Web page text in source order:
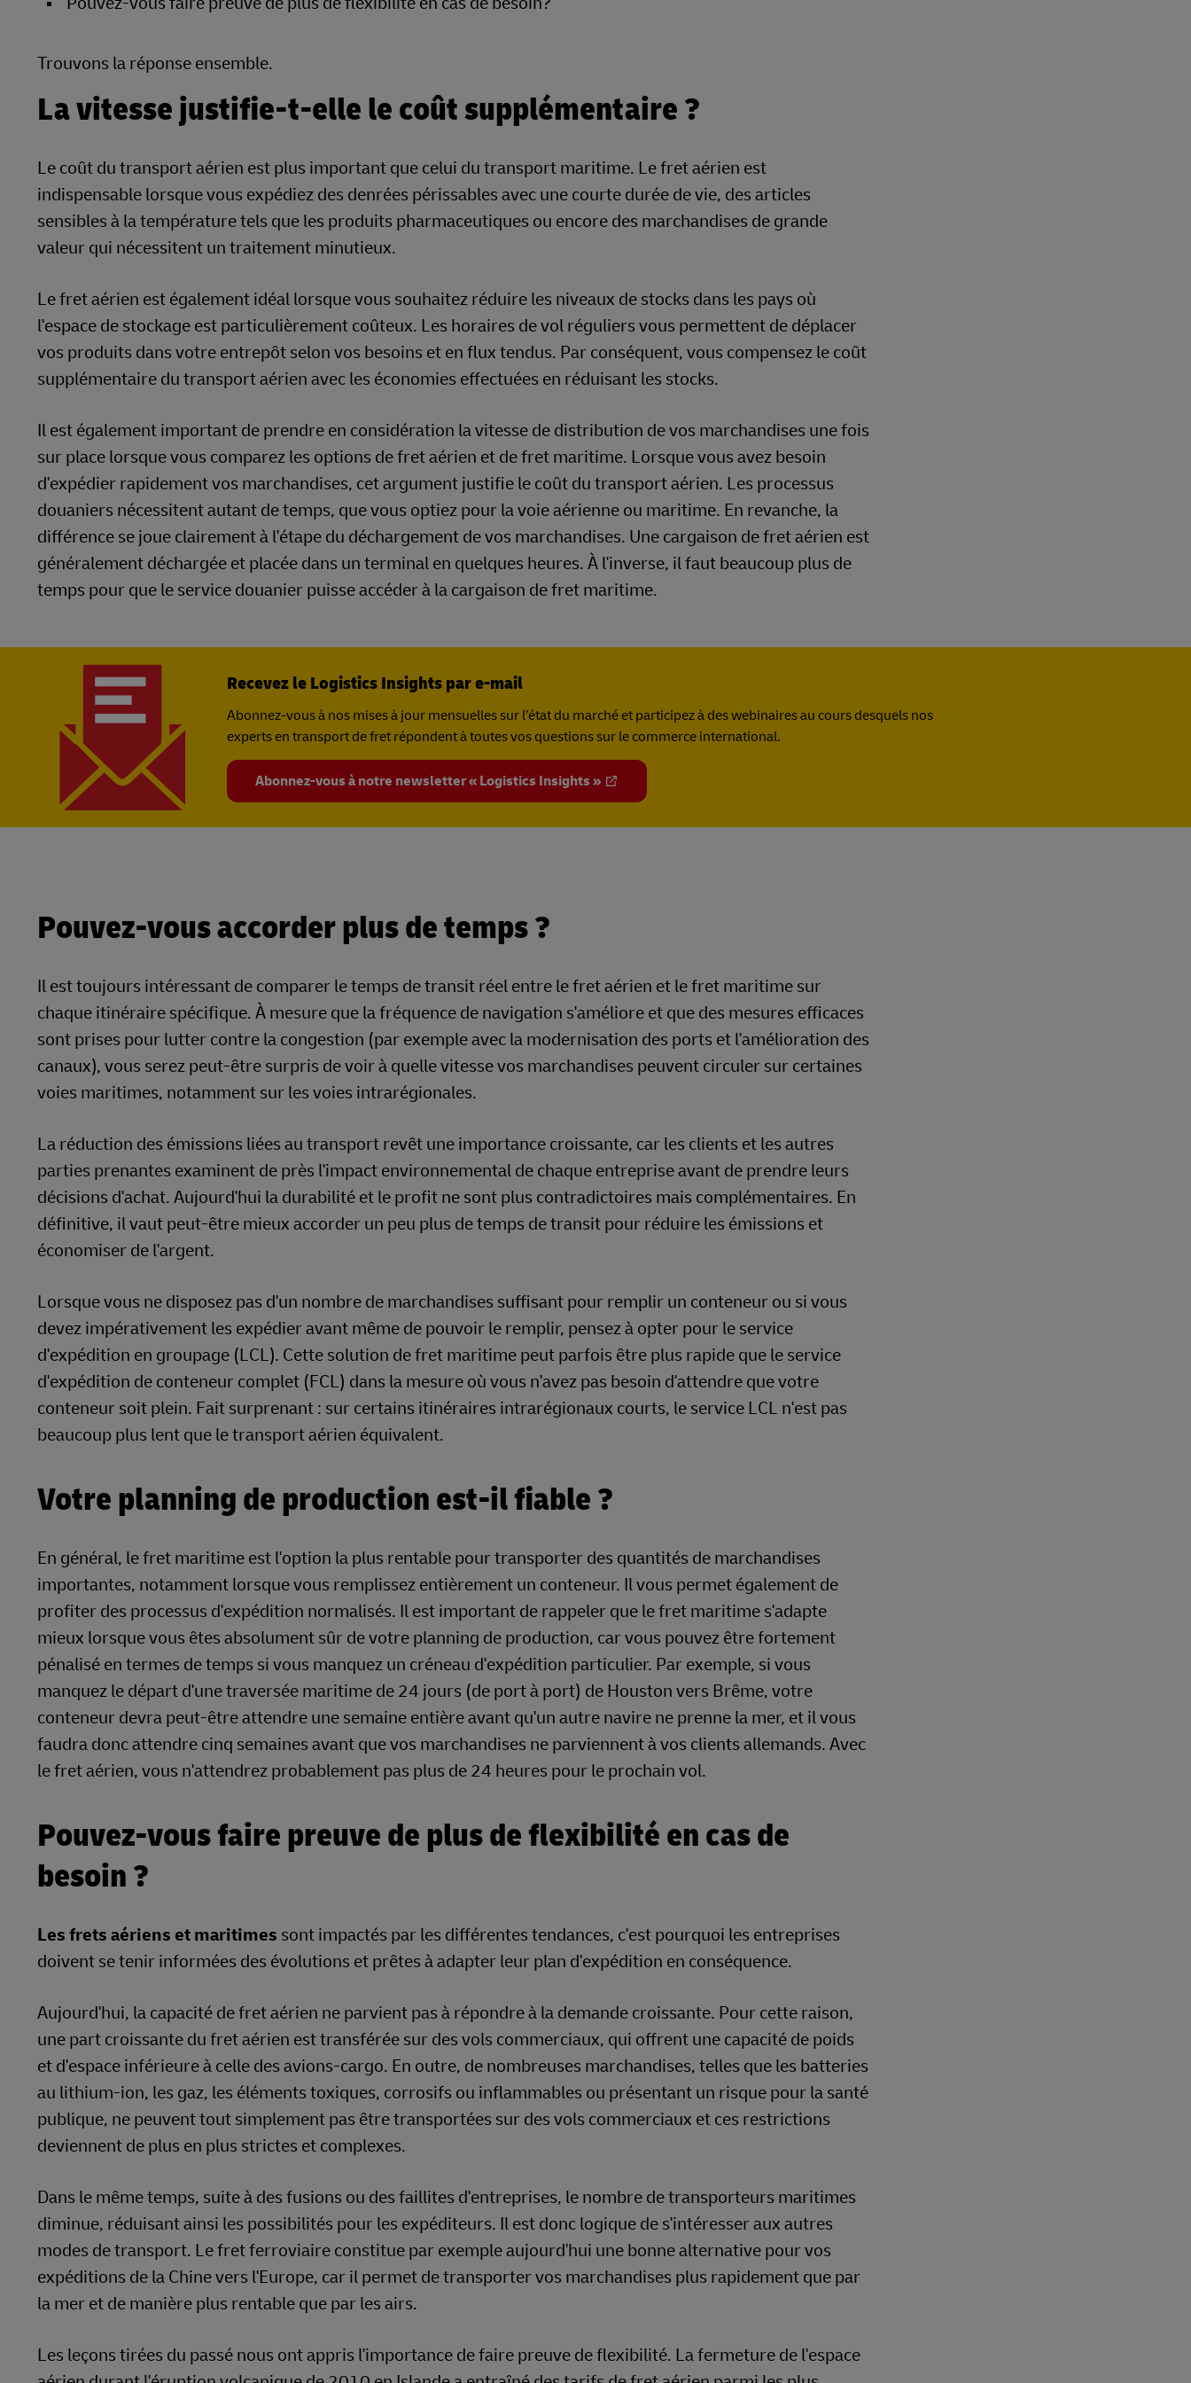
Trouvons la réponse ensemble.
La vitesse justifie-t-elle le coût supplémentaire ?
Le coût du transport aérien est plus important que celui du transport maritime. Le fret aérien est
indispensable lorsque vous expédiez des denrées périssables avec une courte durée de vie, des articles
sensibles à la température tels que les produits pharmaceutiques ou encore des marchandises de grande
valeur qui nécessitent un traitement minutieux.
Le fret aérien est également idéal lorsque vous souhaitez réduire les niveaux de stocks dans les pays où
l'espace de stockage est particulièrement coûteux. Les horaires de vol réguliers vous permettent de déplacer
vos produits dans votre entrepôt selon vos besoins et en flux tendus. Par conséquent, vous compensez le coût
supplémentaire du transport aérien avec les économies effectuées en réduisant les stocks.
Il est également important de prendre en considération la vitesse de distribution de vos marchandises une fois
sur place lorsque vous comparez les options de fret aérien et de fret maritime. Lorsque vous avez besoin
d'expédier rapidement vos marchandises, cet argument justifie le coût du transport aérien. Les processus
douaniers nécessitent autant de temps, que vous optiez pour la voie aérienne ou maritime. En revanche, la
différence se joue clairement à l'étape du déchargement de vos marchandises. Une cargaison de fret aérien est
généralement déchargée et placée dans un terminal en quelques heures. À l'inverse, il faut beaucoup plus de
temps pour que le service douanier puisse accéder à la cargaison de fret maritime.
Recevez le Logistics Insights par e-mail
Abonnez-vous à nos mises à jour mensuelles sur l’état du marché et participez à des webinaires au cours desquels nos
experts en transport de fret répondent à toutes vos questions sur le commerce international.
Abonnez-vous à notre newsletter « Logistics Insights »
Pouvez-vous accorder plus de temps ?
Il est toujours intéressant de comparer le temps de transit réel entre le fret aérien et le fret maritime sur
chaque itinéraire spécifique. À mesure que la fréquence de navigation s'améliore et que des mesures efficaces
sont prises pour lutter contre la congestion (par exemple avec la modernisation des ports et l'amélioration des
canaux), vous serez peut-être surpris de voir à quelle vitesse vos marchandises peuvent circuler sur certaines
voies maritimes, notamment sur les voies intrarégionales.
La réduction des émissions liées au transport revêt une importance croissante, car les clients et les autres
parties prenantes examinent de près l'impact environnemental de chaque entreprise avant de prendre leurs
décisions d'achat. Aujourd'hui la durabilité et le profit ne sont plus contradictoires mais complémentaires. En
définitive, il vaut peut-être mieux accorder un peu plus de temps de transit pour réduire les émissions et
économiser de l'argent.
Lorsque vous ne disposez pas d'un nombre de marchandises suffisant pour remplir un conteneur ou si vous
devez impérativement les expédier avant même de pouvoir le remplir, pensez à opter pour le service
d'expédition en groupage (LCL). Cette solution de fret maritime peut parfois être plus rapide que le service
d'expédition de conteneur complet (FCL) dans la mesure où vous n'avez pas besoin d'attendre que votre
conteneur soit plein. Fait surprenant : sur certains itinéraires intrarégionaux courts, le service LCL n'est pas
beaucoup plus lent que le transport aérien équivalent.
Votre planning de production est-il fiable ?
En général, le fret maritime est l'option la plus rentable pour transporter des quantités de marchandises
importantes, notamment lorsque vous remplissez entièrement un conteneur. Il vous permet également de
profiter des processus d'expédition normalisés. Il est important de rappeler que le fret maritime s'adapte
mieux lorsque vous êtes absolument sûr de votre planning de production, car vous pouvez être fortement
pénalisé en termes de temps si vous manquez un créneau d'expédition particulier. Par exemple, si vous
manquez le départ d'une traversée maritime de 24 jours (de port à port) de Houston vers Brême, votre
conteneur devra peut-être attendre une semaine entière avant qu'un autre navire ne prenne la mer, et il vous
faudra donc attendre cinq semaines avant que vos marchandises ne parviennent à vos clients allemands. Avec
le fret aérien, vous n'attendrez probablement pas plus de 24 heures pour le prochain vol.
Pouvez-vous faire preuve de plus de flexibilité en cas de
besoin ?
Les frets aériens et maritimes sont impactés par les différentes tendances, c'est pourquoi les entreprises
doivent se tenir informées des évolutions et prêtes à adapter leur plan d'expédition en conséquence.
Aujourd'hui, la capacité de fret aérien ne parvient pas à répondre à la demande croissante. Pour cette raison,
une part croissante du fret aérien est transférée sur des vols commerciaux, qui offrent une capacité de poids
et d'espace inférieure à celle des avions-cargo. En outre, de nombreuses marchandises, telles que les batteries
au lithium-ion, les gaz, les éléments toxiques, corrosifs ou inflammables ou présentant un risque pour la santé
publique, ne peuvent tout simplement pas être transportées sur des vols commerciaux et ces restrictions
deviennent de plus en plus strictes et complexes.
Dans le même temps, suite à des fusions ou des faillites d'entreprises, le nombre de transporteurs maritimes
diminue, réduisant ainsi les possibilités pour les expéditeurs. Il est donc logique de s'intéresser aux autres
modes de transport. Le fret ferroviaire constitue par exemple aujourd'hui une bonne alternative pour vos
expéditions de la Chine vers l'Europe, car il permet de transporter vos marchandises plus rapidement que par
la mer et de manière plus rentable que par les airs.
Les leçons tirées du passé nous ont appris l'importance de faire preuve de flexibilité. La fermeture de l'espace